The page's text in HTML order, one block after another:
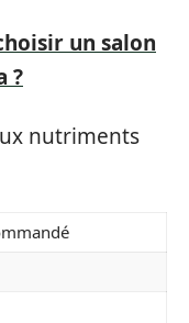
un salon
?
nutriments